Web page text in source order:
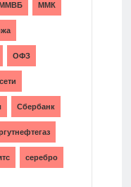
ММВБ ММК
ОФЗ
Сбербанк
серебро